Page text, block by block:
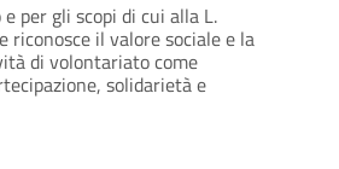
per gli scopi di cui alla L.
riconosce il valore sociale e la
di volontariato come
solidarietà e